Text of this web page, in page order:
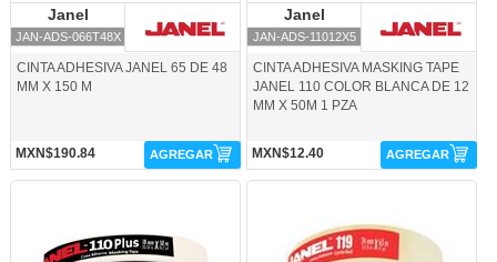
Janel
JAN-ADS-066T48X
CINTA ADHESIVA JANEL 65 DE 48
MM X 150 M
MXN$190.84 AGREGAR
Janel
JAN-ADS-11012X5
CINTA ADHESIVA MASKING TAPE
JANEL 110 COLOR BLANCA DE 12
MM X 50M 1 PZA
MXN$12.40 AGREGAR